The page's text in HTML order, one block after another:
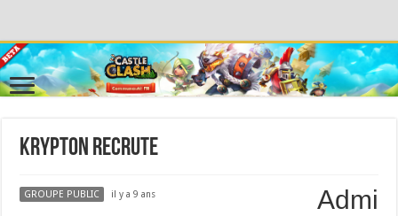
Krypton recrute
Admi
GROUPE PUBLIC il y a 9 ans